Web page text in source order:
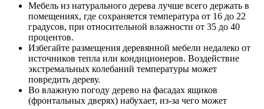
Мебель из натурального дерева лучше всего держать в
помещениях, где сохраняется температура от 16 до 22
градусов, при относительной влажности от 35 до 40
процентов.
Избегайте размещения деревянной мебели недалеко от
источников тепла или кондиционеров. Воздействие
экстремальных колебаний температуры может
повредить дереву.
Во влажную погоду дерево на фасадах ящиков
(фронтальных дверях) набухает, из-за чего может